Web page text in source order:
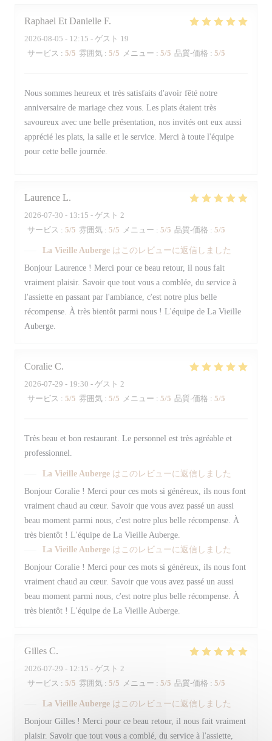
Raphael Et Danielle F
2026-08-05 - 12:15 - ゲスト 19
サービス : 5/5 雰囲気 : 5/5 メニュー : 5/5 品質-価格 : 5/5
Nous sommes heureux et très satisfaits d'avoir fêté notre
anniversaire de mariage chez vous. Les plats étaient très
savoureux avec une belle présentation, nos invités ont eux aussi
apprécié les plats, la salle et le service. Merci à toute l'équipe
pour cette belle journée.
Laurence L
2026-07-30 - 13:15 - ゲスト 2
サービス : 5/5 雰囲気 : 5/5 メニュー : 5/5 品質-価格 : 5/5
La Vieille Auberge はこのレビューに返信しました
Bonjour Laurence ! Merci pour ce beau retour, il nous fait
vraiment plaisir. Savoir que tout vous a comblée, du service à
l'assiette en passant par l'ambiance, c'est notre plus belle
récompense. À très bientôt parmi nous ! L'équipe de La Vieille
Auberge.
Coralie C
2026-07-29 - 19:30 - ゲスト 2
サービス : 5/5 雰囲気 : 5/5 メニュー : 5/5 品質-価格 : 5/5
Très beau et bon restaurant. Le personnel est très agréable et
professionnel.
La Vieille Auberge はこのレビューに返信しました
Bonjour Coralie ! Merci pour ces mots si généreux, ils nous font
vraiment chaud au cœur. Savoir que vous avez passé un aussi
beau moment parmi nous, c'est notre plus belle récompense. À
très bientôt ! L'équipe de La Vieille Auberge.
La Vieille Auberge はこのレビューに返信しました
Bonjour Coralie ! Merci pour ces mots si généreux, ils nous font
vraiment chaud au cœur. Savoir que vous avez passé un aussi
beau moment parmi nous, c'est notre plus belle récompense. À
très bientôt ! L'équipe de La Vieille Auberge.
Gilles C
2026-07-29 - 12:15 - ゲスト 2
サービス : 5/5 雰囲気 : 5/5 メニュー : 5/5 品質-価格 : 5/5
La Vieille Auberge はこのレビューに返信しました
Bonjour Gilles ! Merci pour ce beau retour, il nous fait vraiment
plaisir. Savoir que tout vous a comblé, du service à l'assiette,